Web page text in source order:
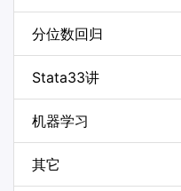
分位数回归
Stata33讲
机器学习
其它